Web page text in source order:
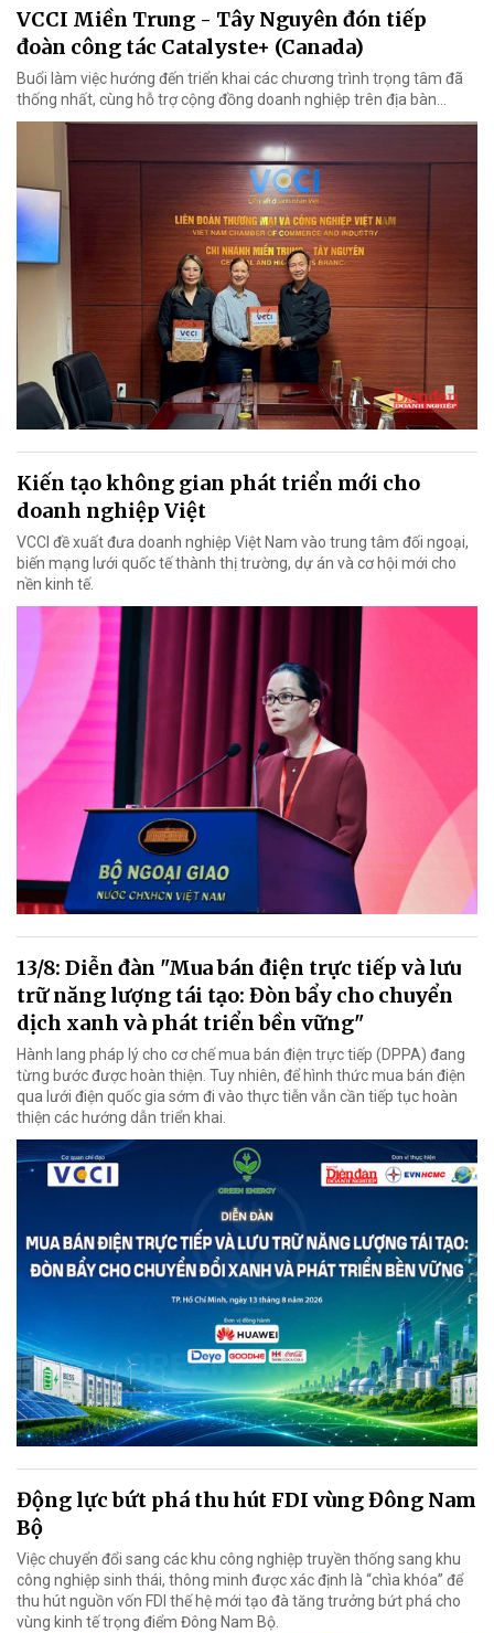
VCCI Miền Trung - Tây Nguyên đón tiếp
đoàn công tác Catalyste+ (Canada)
Buổi làm việc hướng đến triển khai các chương trình trọng tâm đã
thống nhất, cùng hỗ trợ cộng đồng doanh nghiệp trên địa bàn...
Kiến tạo không gian phát triển mới cho
doanh nghiệp Việt
VCCI đề xuất đưa doanh nghiệp Việt Nam vào trung tâm đối ngoại,
biến mạng lưới quốc tế thành thị trường, dự án và cơ hội mới cho
nền kinh tế.
13/8: Diễn đàn "Mua bán điện trực tiếp và lưu
trữ năng lượng tái tạo: Đòn bẩy cho chuyển
dịch xanh và phát triển bền vững"
Hành lang pháp lý cho cơ chế mua bán điện trực tiếp (DPPA) đang
từng bước được hoàn thiện. Tuy nhiên, để hình thức mua bán điện
qua lưới điện quốc gia sớm đi vào thực tiễn vẫn cần tiếp tục hoàn
thiện các hướng dẫn triển khai.
Động lực bứt phá thu hút FDI vùng Đông Nam
Bộ
Việc chuyển đổi sang các khu công nghiệp truyền thống sang khu
công nghiệp sinh thái, thông minh được xác định là “chìa khóa” để
thu hút nguồn vốn FDI thế hệ mới tạo đà tăng trưởng bứt phá cho
vùng kinh tế trọng điểm Đông Nam Bộ.